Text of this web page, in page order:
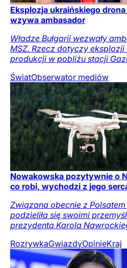
Eksplozja ukraińskiego drona
wzywa ambasador
Władze Bułgarii wezwały
MSZ. Rzecz dotyczy
produkcji w pobliżu stacji
ŚwiatObserwator mediów
Nowakowska pozytywnie o
co robi, wychodzi z jego
Związana obecnie z
podzieliła się swoimi
prezydenta Karola
RozrywkaGwiazdyOpinieKraj